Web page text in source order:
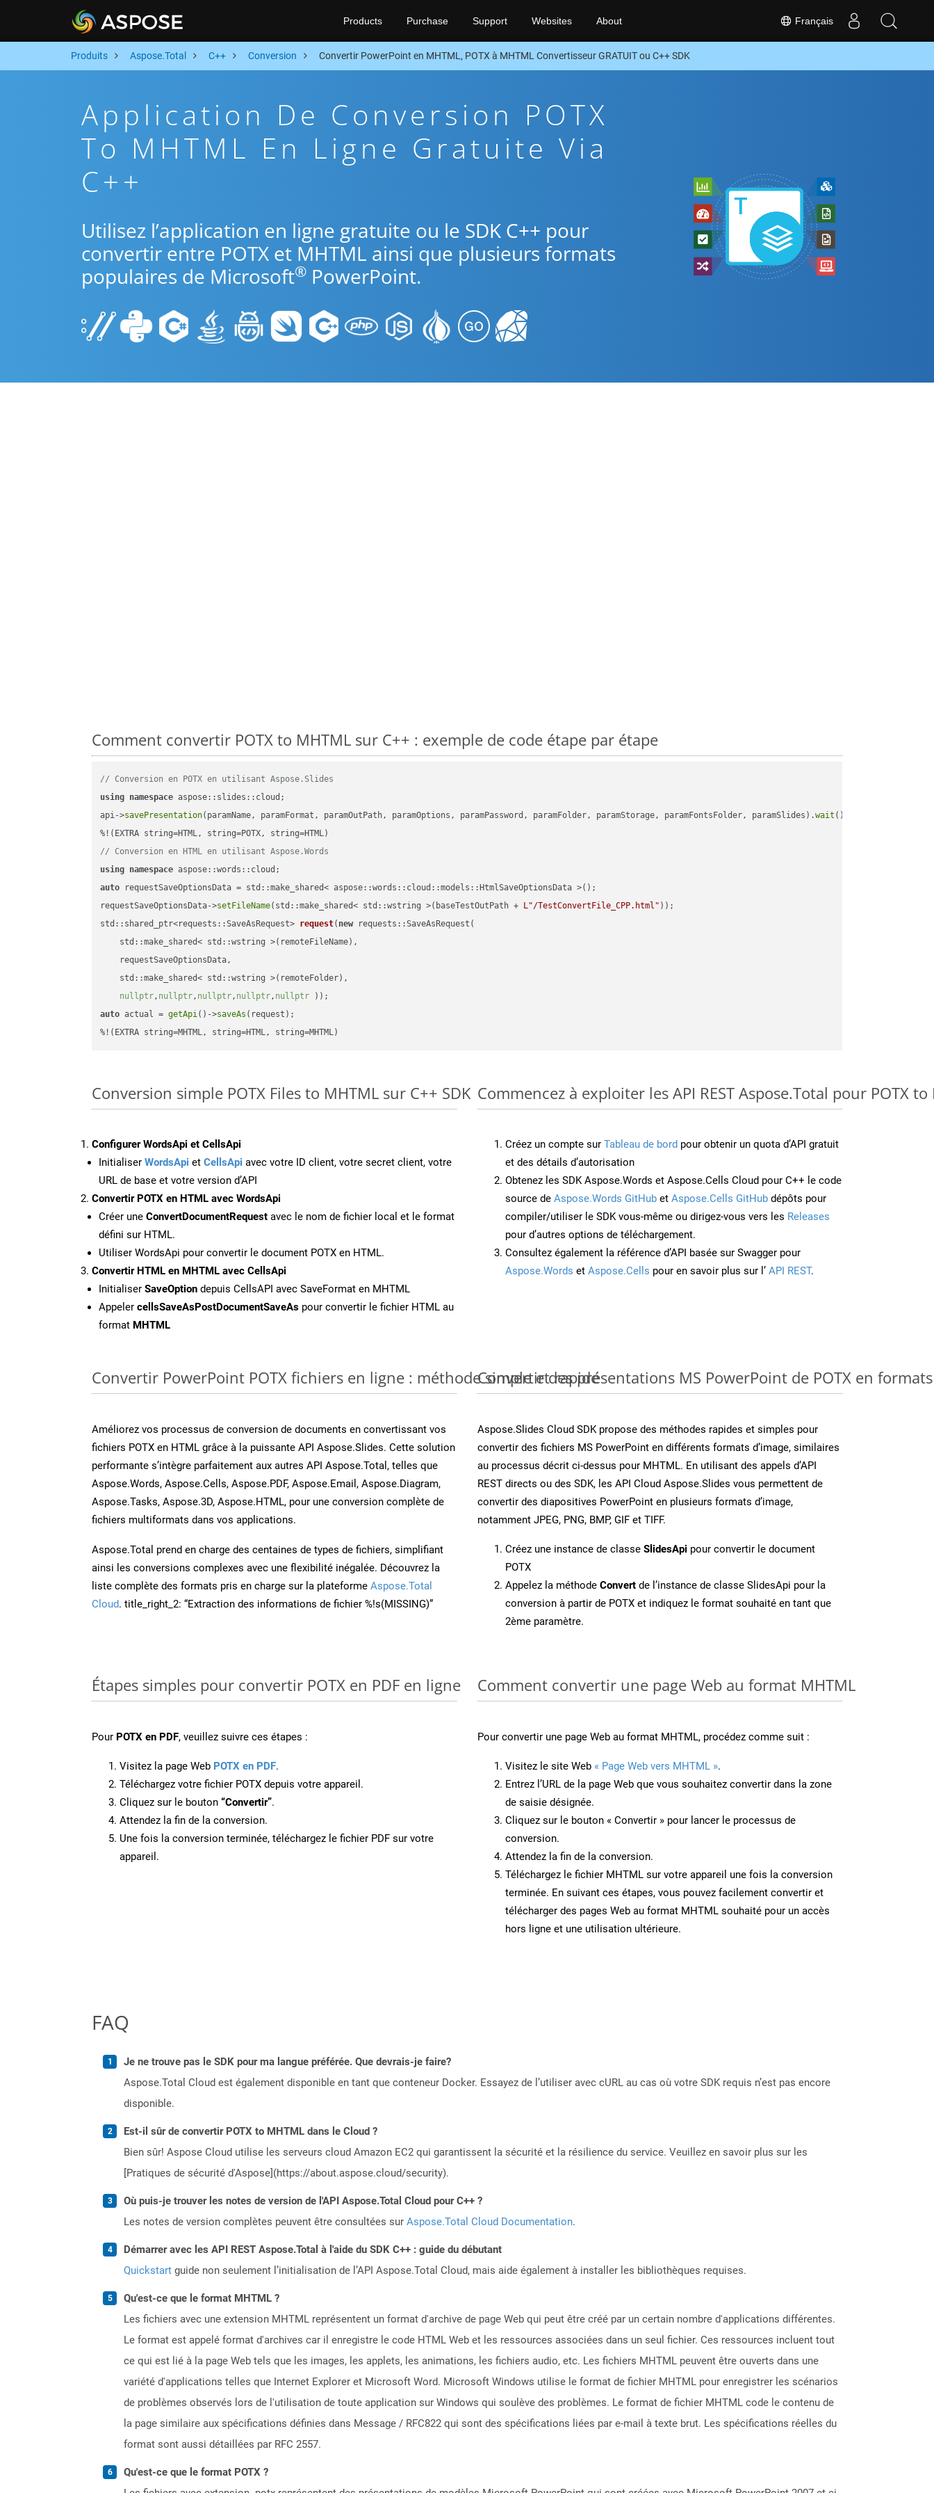
Français
Products Purchase Support Websites About
Produits Aspose.Total C++ Conversion Convertir PowerPoint en MHTML, POTX à MHTML Convertisseur GRATUIT ou C++ SDK
Application De Conversion POTX
To MHTML En Ligne Gratuite Via
C++
Utilisez l’application en ligne gratuite ou le SDK C++ pour
convertir entre POTX et MHTML ainsi que plusieurs formats
populaires de Microsoft® PowerPoint.
Comment convertir POTX to MHTML sur C++ : exemple de code étape par étape
// Conversion en POTX en utilisant Aspose.Slides
using namespace aspose::slides::cloud;
api->savePresentation(paramName, paramFormat, paramOutPath, paramOptions, paramPassword, paramFolder, paramStorage, paramFontsFolder, paramSlides).wait ();
// Conversion en HTML en utilisant Aspose.Words
using namespace
auto requestSaveOptionsData = std::make_shared< aspose::words::cloud::models::HtmlSaveOptionsData >();
requestSaveOptionsData->setFileName(std::make_shared< std::wstring >(baseTestOutPath + L"/TestConvertFile_CPP.html"
std::shared_ptr<requests::SaveAsRequest> request( new requests::SaveAsRequest(
    std::make_shared< std::wstring >(remoteFileName),
    requestSaveOptionsData,
    std::make_shared< std::wstring >(remoteFolder),
nullptr, nullptr, nullptr, nullptr, nullptr ))
auto actual = getApi()->saveAs (request);
%!(EXTRA string=MHTML, string=HTML, string=MHTML)
Conversion simple POTX Files to MHTML sur C++ SDK
Configurer WordsApi et CellsApi
Initialiser WordsApi et CellsApi avec votre ID client, votre secret client, votre
URL de base et votre version d’API
Convertir POTX en HTML avec WordsApi
Créer une ConvertDocumentRequest avec le nom de fichier local et le format
défini sur HTML.
Utiliser WordsApi pour convertir le document POTX en HTML.
Convertir HTML en MHTML avec CellsApi
Initialiser SaveOption depuis CellsAPI avec SaveFormat en MHTML
Appeler cellsSaveAsPostDocumentSaveAs pour convertir le fichier HTML au
format MHTML
Commencez à exploiter les API REST Aspose.Total pour POTX to
Créez un compte sur Tableau de bord pour obtenir un quota d’API gratuit
et des détails d’autorisation
Obtenez les SDK Aspose.Words et Aspose.Cells Cloud pour C++ le code
source de Aspose.Words GitHub et Aspose.Cells GitHub dépôts pour
compiler/utiliser le SDK vous-même ou dirigez-vous vers les Releases
pour d’autres options de téléchargement.
Consultez également la référence d’API basée sur Swagger pour
Aspose.Words et Aspose.Cells pour en savoir plus sur l’ API REST.
Convertir PowerPoint POTX fichiers en ligne : méthode simple et rapide
Améliorez vos processus de conversion de documents en convertissant vos
fichiers POTX en HTML grâce à la puissante API Aspose.Slides. Cette solution
performante s’intègre parfaitement aux autres API Aspose.Total, telles que
Aspose.Words, Aspose.Cells, Aspose.PDF, Aspose.Email, Aspose.Diagram,
Aspose.Tasks, Aspose.3D, Aspose.HTML, pour une conversion complète de
fichiers multiformats dans vos applications.
Aspose.Total prend en charge des centaines de types de fichiers, simplifiant
ainsi les conversions complexes avec une flexibilité inégalée. Découvrez la
liste complète des formats pris en charge sur la plateforme Aspose.Total
Cloud. title_right_2: “Extraction des informations de fichier %!s(MISSING)”
Convertir des présentations MS PowerPoint de POTX en
Aspose.Slides Cloud SDK propose des méthodes rapides et simples pour
convertir des fichiers MS PowerPoint en différents formats d’image, similaires
au processus décrit ci-dessus pour MHTML. En utilisant des appels d’API
REST directs ou des SDK, les API Cloud Aspose.Slides vous permettent de
convertir des diapositives PowerPoint en plusieurs formats d’image,
notamment JPEG, PNG, BMP, GIF et TIFF.
Créez une instance de classe SlidesApi pour convertir le document
POTX
Appelez la méthode Convert de l’instance de classe SlidesApi pour la
conversion à partir de POTX et indiquez le format souhaité en tant que
2ème paramètre.
Étapes simples pour convertir POTX en PDF en ligne
Pour POTX en PDF, veuillez suivre ces étapes :
Visitez la page Web POTX en PDF.
Téléchargez votre fichier POTX depuis votre appareil.
Cliquez sur le bouton “Convertir”.
Attendez la fin de la conversion.
Une fois la conversion terminée, téléchargez le fichier PDF sur votre
appareil.
Comment convertir une page Web au format MHTML
Pour convertir une page Web au format MHTML, procédez comme suit :
Visitez le site Web « Page Web vers MHTML ».
Entrez l’URL de la page Web que vous souhaitez convertir dans la zone
de saisie désignée.
Cliquez sur le bouton « Convertir » pour lancer le processus de
conversion.
Attendez la fin de la conversion.
Téléchargez le fichier MHTML sur votre appareil une fois la conversion
terminée. En suivant ces étapes, vous pouvez facilement convertir et
télécharger des pages Web au format MHTML souhaité pour un accès
hors ligne et une utilisation ultérieure.
FAQ
Je ne trouve pas le SDK pour ma langue préférée. Que devrais-je faire?
Aspose.Total Cloud est également disponible en tant que conteneur Docker. Essayez de l’utiliser avec cURL au cas où votre SDK requis n’est pas encore
disponible.
Est-il sûr de convertir POTX to MHTML dans le Cloud ?
Bien sûr! Aspose Cloud utilise les serveurs cloud Amazon EC2 qui garantissent la sécurité et la résilience du service. Veuillez en savoir plus sur les
[Pratiques de sécurité d'Aspose](https://about.aspose.cloud/security).
Où puis-je trouver les notes de version de l'API Aspose.Total Cloud pour C++ ?
Les notes de version complètes peuvent être consultées sur Aspose.Total Cloud Documentation.
Démarrer avec les API REST Aspose.Total à l'aide du SDK C++ : guide du débutant
Quickstart guide non seulement l’initialisation de l’API Aspose.Total Cloud, mais aide également à installer les bibliothèques requises.
Qu'est-ce que le format MHTML ?
Les fichiers avec une extension MHTML représentent un format d'archive de page Web qui peut être créé par un certain nombre d'applications différentes.
Le format est appelé format d'archives car il enregistre le code HTML Web et les ressources associées dans un seul fichier. Ces ressources incluent tout
ce qui est lié à la page Web tels que les images, les applets, les animations, les fichiers audio, etc. Les fichiers MHTML peuvent être ouverts dans une
variété d'applications telles que Internet Explorer et Microsoft Word. Microsoft Windows utilise le format de fichier MHTML pour enregistrer les scénarios
de problèmes observés lors de l'utilisation de toute application sur Windows qui soulève des problèmes. Le format de fichier MHTML code le contenu de
la page similaire aux spécifications définies dans Message / RFC822 qui sont des spécifications liées par e-mail à texte brut. Les spécifications réelles du
format sont aussi détaillées par RFC 2557.
Qu'est-ce que le format POTX ?